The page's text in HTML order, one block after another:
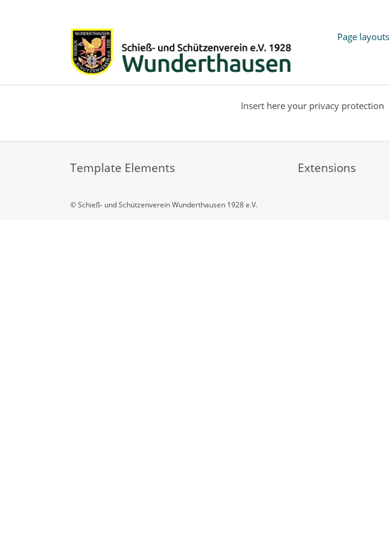
Page layouts
Insert here your privacy protection
Template Elements Extensions
© Schieß- und Schützenverein Wunderthausen 1928 e.V.